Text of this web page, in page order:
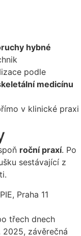
hybné
podle
medicínu
v klinické praxi
roční praxí. Po
sestávající z
Praha 11
třech dnech
2025, závěrečná